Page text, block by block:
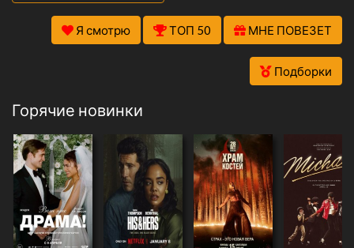
Я смотрю ТОП 50 МНЕ ПОВЕЗЕТ
Подборки
Горячие новинки